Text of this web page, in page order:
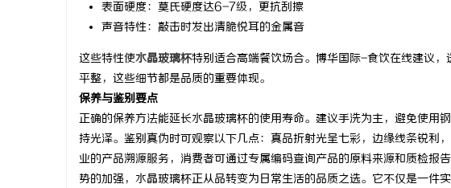
表面硬度：莫氏硬度达6-7级，更抗刮擦
声音特性：敲击时发出清脆悦耳的金属音
这些特性使水晶玻璃杯特别适合高端餐饮场合。博华国际-食饮在线建议
平整，这些细节都是品质的重要体现。
保养与鉴别要点
正确的保养方法能延长水晶玻璃杯的使用寿命。建议手洗为主，避免使用
持光泽。鉴别真伪时可观察以下几点：真品折射光呈七彩，边缘线条锐利
业的产品溯源服务，消费者可通过专属编码查询产品的原料来源和质检报
势的加强，水晶玻璃杯正从品转变为日常生活的品质之选。它不仅是一件